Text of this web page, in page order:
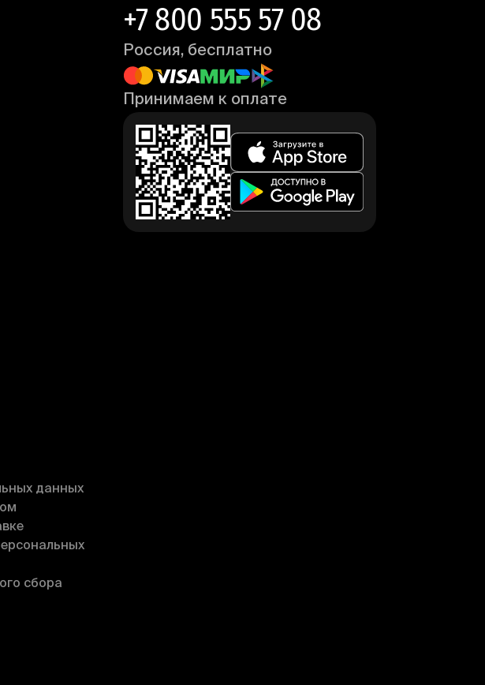
данных
сбора
+7 800 555 57 08
Россия, бесплатно
Принимаем к оплате